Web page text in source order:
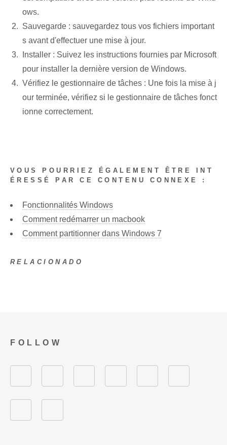
ows.
Sauvegarde : sauvegardez tous vos fichiers important
s avant d'effectuer une mise à jour.
Installer : ‌Suivez les instructions fournies par Microsoft
pour installer la dernière version de Windows.
Vérifiez le gestionnaire de tâches :⁢ Une fois la mise à j
our terminée, vérifiez si le gestionnaire de tâches fonct
ionne correctement.
VOUS POURRIEZ ÉGALEMENT ÊTRE INT
ÉRESSÉ PAR CE CONTENU CONNEXE :
Fonctionnalités Windows
Comment redémarrer un macbook
Comment partitionner dans Windows 7
RELACIONADO
FOLLOW